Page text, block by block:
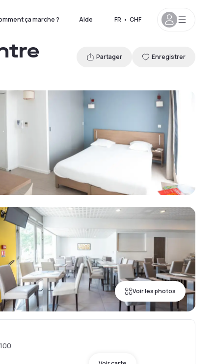
ça marche ? Aide FR • CHF
Voir les photos
Partager Enregistrer